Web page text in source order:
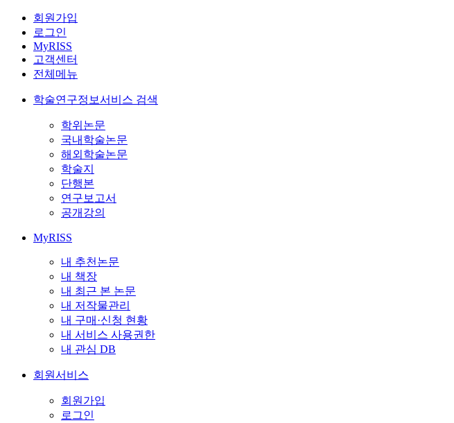
회원가입
로그인
MyRISS
고객센터
전체메뉴
학술연구정보서비스 검색
학위논문
국내학술논문
해외학술논문
학술지
단행본
연구보고서
공개강의
MyRISS
내 추천논문
내 책장
내 최근 본 논문
내 저작물관리
내 구매·신청 현황
내 서비스 사용권한
내 관심 DB
회원서비스
회원가입
로그인